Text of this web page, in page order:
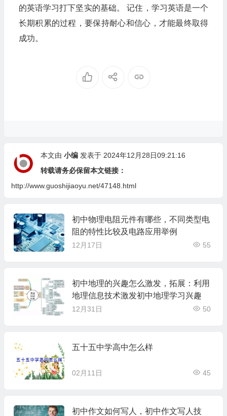
的英语学习打下坚实的基础。 记住，学习英语是一个
长期积累的过程，要保持耐心和信心，才能最终取得
成功。
本文由 小编发表于 2024年12月28日09:21:16
转载请务必保留本文链接：
http://www.guoshijiaoyu.net/47148.html
初中物理电阻元件有哪些，不同类型电
阻的特性比较及电路应用举例
12月17日 55
初中地理的兴趣怎么激发，拓展：利用
地理信息技术激发初中地理学习兴趣
12月31日 50
五十五中学高中怎么样
02月11日 45
初中作文如何写人，初中作文写人技